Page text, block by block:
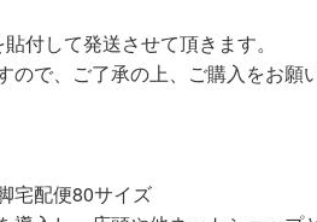
付して発送させて頂きます。
ので、ご了承の上、ご購入をお願
宅配便80サイズ